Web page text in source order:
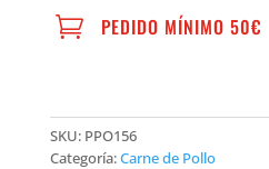
 PEDIDO MÍNIMO 50€
SKU: PPO156
Categoría:Carne de Pollo